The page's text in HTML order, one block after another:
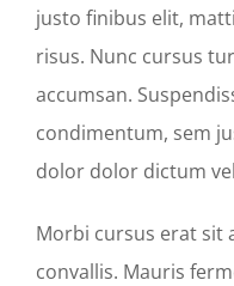
justo finibus elit,
risus. Nunc cursus
accumsan.
condimentum, sem
dolor dolor dictum
Morbi cursus erat sit
convallis. Mauris